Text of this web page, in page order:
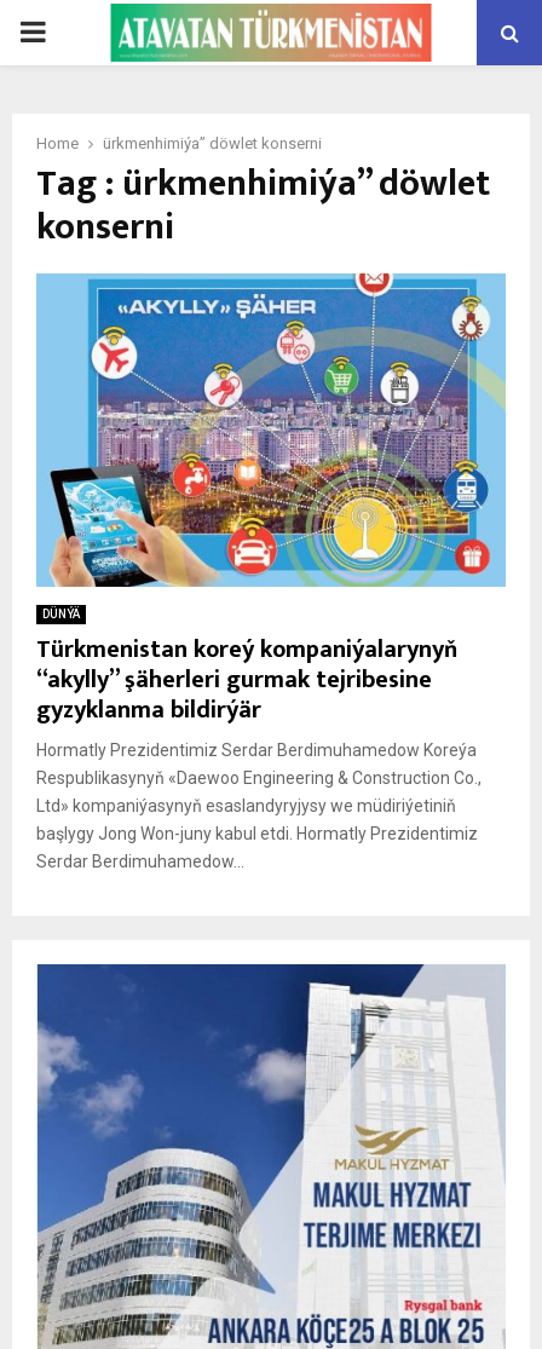
PRIMARY
Home ürkmenhimiýa” döwlet konserni
Tag : ürkmenhimiýa” döwlet
konserni
DÜNÝÄ
Türkmenistan koreý kompaniýalarynyň
“akylly” şäherleri gurmak tejribesine
gyzyklanma bildirýär
Hormatly Prezidentimiz Serdar Berdimuhamedow Koreýa
Respublikasynyň «Daewoo Engineering & Construction Co.,
Ltd» kompaniýasynyň esaslandyryjysy we müdiriýetiniň
başlygy Jong Won-juny kabul etdi. Hormatly Prezidentimiz
Serdar Berdimuhamedow...